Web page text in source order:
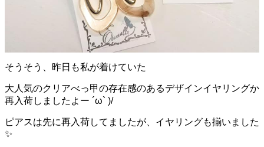
そうそう、昨日も私が着けていた
大人気のクリアべっ甲の存在感のあるデザインイヤリングか
再入荷しましたよー ´ω` )/
ピアスは先に再入荷してましたが、イヤリングも揃いました
✨